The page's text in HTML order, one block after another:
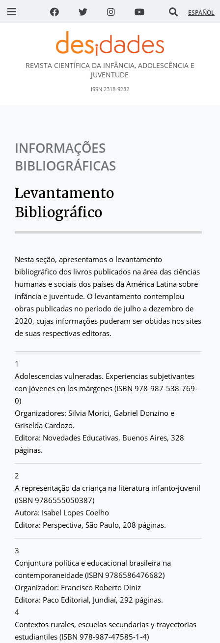
ESPAÑOL
DESidades
REVISTA CIENTÍFICA DA INFÂNCIA, ADOLESCÊNCIA E
JUVENTUDE
ISSN 2318-9282
INFORMAÇÕES
BIBLIOGRÁFICAS
Levantamento
Bibliográfico
Nesta seção, apresentamos o levantamento
bibliográfico dos livros publicados na área das ciências
humanas e sociais dos países da América Latina sobre
infância e juventude. O levantamento contemplou
obras publicadas no período de julho a dezembro de
2020, cujas informações puderam ser obtidas nos sites
de suas respectivas editoras.
1
Adolescencias vulneradas. Experiencias subjetivantes
con jóvenes en los márgenes (ISBN 978-987-538-769-
0)
Organizadores: Silvia Morici, Gabriel Donzino e
Griselda Cardozo.
Editora: Novedades Educativas, Buenos Aires, 328
páginas.
2
A representação da criança na literatura infanto-juvenil
(ISBN 9786555050387)
Autora: Isabel Lopes Coelho
Editora: Perspectiva, São Paulo, 208 páginas.
3
Conjuntura política e educacional brasileira na
contemporaneidade (ISBN 9786586476682)
Organizador: Francisco Roberto Diniz
Editora: Paco Editorial, Jundiaí, 292 páginas.
4
Contextos rurales, escuelas secundarias y trayectorias
estudiantiles (ISBN 978-987-47585-1-4)